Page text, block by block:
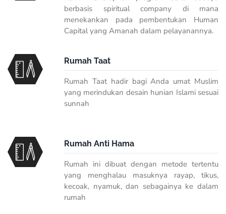
berbasis spiritual company di mana
menekankan pada pembentukan Human
Capital yang Amanah dalam pelayanannya.
Rumah Taat
Rumah Taat hadir bagi Anda umat Muslim
yang merindukan desain hunian Islami sesuai
sunnah
Rumah Anti Hama
Rumah ini dibuat dengan metode tertentu
yang menghalau masuknya rayap, tikus,
kecoak, nyamuk, dan sebagainya ke dalam
rumah